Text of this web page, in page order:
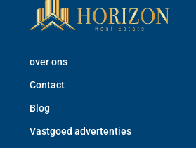
over ons
Contact
Blog
Vastgoed advertenties